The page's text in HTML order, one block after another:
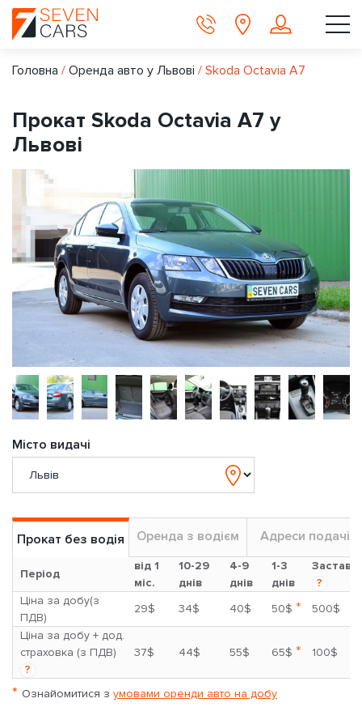
Головна / Оренда авто у Львові / Skoda Octavia A7
Прокат Skoda Octavia A7 у
Львові
Місто видачі
Прокат без водія Оренда з водієм Адреси подачі
Період
від 1
міс.
10-29
днів
4-9
днів
1-3
днів
Застава
?
Ціна за добу(з
ПДВ)
29$ 34$ 40$ 50$ *
500$
Ціна за добу + дод.
страховка (з ПДВ)
?
37$ 44$ 55$ 65$ * 100$
* Ознайомитися з умовами оренди авто на добу